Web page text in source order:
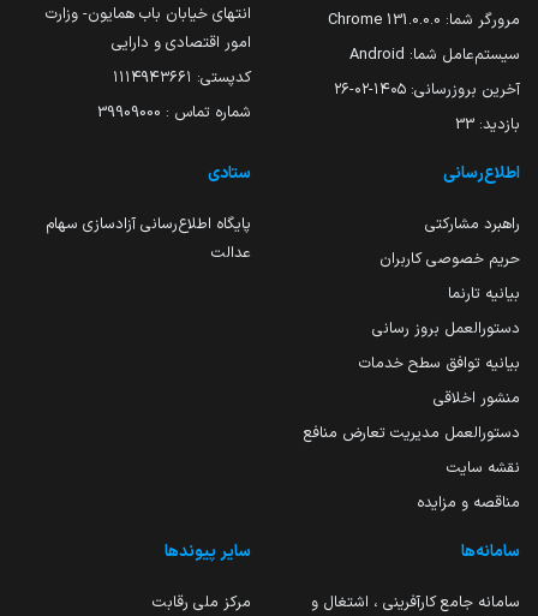
مرورگر شما: 131.0.0.0 Chrome
سیستم‌عامل شما: Android
آخرین بروزرسانی: ۱۴۰۵-۰۲-۲۶
بازدید: 33
انتهای خیابان باب همایون- وزارت
امور اقتصادی و دارایی
کدپستی: ۱۱۱۴۹۴۳۶۶۱
شماره تماس : 39909000
اطلاع‌رسانی
راهبرد مشارکتی
حریم خصوصی کاربران
بیانیه تارنما
دستورالعمل بروز رسانی
بیانیه توافق سطح خدمات
منشور اخلاقی
دستورالعمل مدیریت تعارض منافع
نقشه سایت
مناقصه و مزایده
ستادی
پایگاه اطلاع‌رسانی آزادسازی سهام
عدالت
سامانه‌ها
سامانه جامع کارآفرینی ، اشتغال و
سایر پیوندها
مرکز ملی رقابت